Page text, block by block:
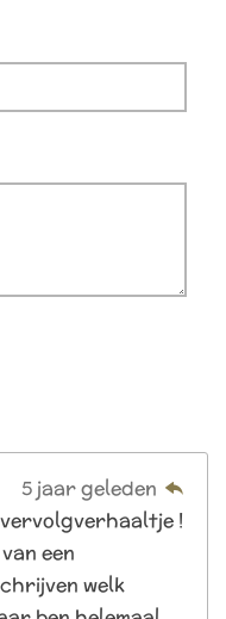
5 jaar geleden
!
een
welk